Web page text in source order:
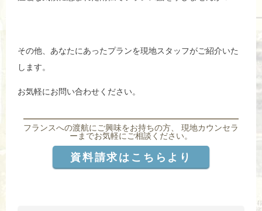
その他、あなたにあったプランを現地スタッフがご紹介いた
します。
お気軽にお問い合わせください。
フランスへの渡航にご興味をお持ちの方、 現地カウンセラ
ーまでお気軽にご相談ください。
資料請求はこちらより